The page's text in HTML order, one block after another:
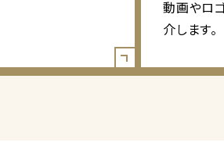
動画やロ
介します。